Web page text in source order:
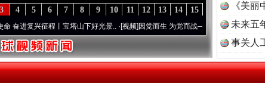
15
14
13
12
11
10
9
8
7
6
5
4
3
复兴征程丨宝塔山下好光景..·[视频]因党而生 为党而战——百年“纪”事⑧加强纪律..
《美
未来五
事关人